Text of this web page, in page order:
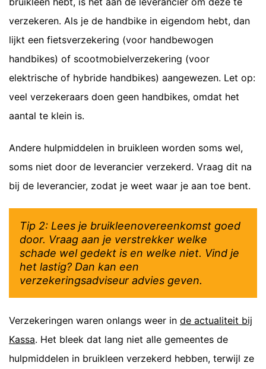
verzekeren. Als je de handbike in eigendom hebt, dan
lijkt een fietsverzekering (voor handbewogen
handbikes) of scootmobielverzekering (voor
elektrische of hybride handbikes) aangewezen. Let op:
veel verzekeraars doen geen handbikes, omdat het
aantal te klein is.
Andere hulpmiddelen in bruikleen worden soms wel,
soms niet door de leverancier verzekerd. Vraag dit na
bij de leverancier, zodat je weet waar je aan toe bent.
Tip 2: Lees je bruikleenovereenkomst goed
door. Vraag aan je verstrekker welke
schade wel gedekt is en welke niet. Vind je
het lastig? Dan kan een
verzekeringsadviseur advies geven.
Verzekeringen waren onlangs weer in de actualiteit bij
Kassa. Het bleek dat lang niet alle gemeentes de
hulpmiddelen in bruikleen verzekerd hebben, terwijl ze